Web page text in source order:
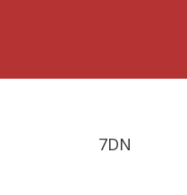
7DN